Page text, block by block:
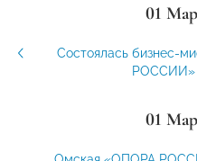
01
Состоялась бизнес-
РОССИИ»
01